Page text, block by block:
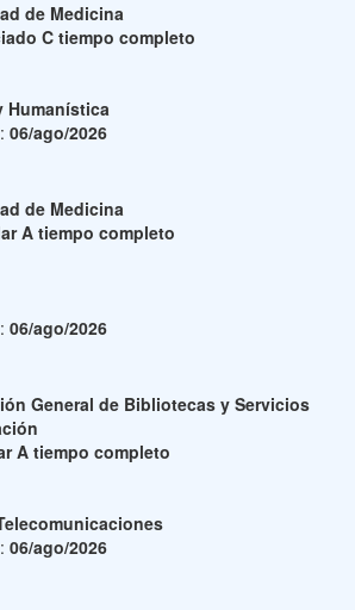
de Medicina
C tiempo completo
Humanística
06/ago/2026
de Medicina
A tiempo completo
06/ago/2026
General de Bibliotecas y Servicios
A tiempo completo
06/ago/2026